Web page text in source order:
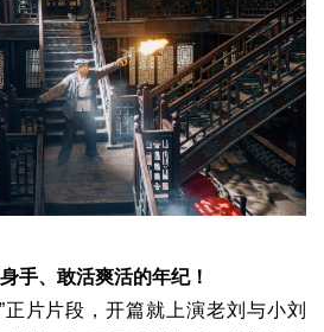
手、敢活爽活的年纪！
正片片段，开篇就上演老刘与小刘